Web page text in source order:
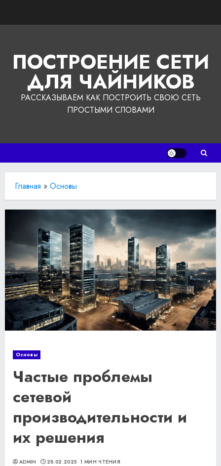
ПОСТРОЕНИЕ СЕТИ
ДЛЯ ЧАЙНИКОВ
РАССКАЗЫВАЕМ КАК ПОСТРОИТЬ СВОЮ СЕТЬ
ПРОСТЫМИ СЛОВАМИ
Главная » Основы
Основы
Частые проблемы
сетевой
производительности и
их решения
ADMIN 28.02.2025 1 МИН ЧТЕНИЯ